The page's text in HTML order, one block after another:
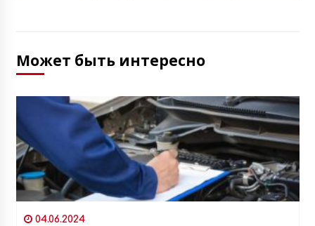
Может быть интересно
04.06.2024